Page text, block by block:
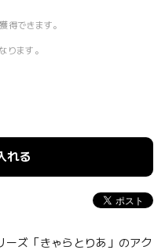
得できます。
ります。
れる
ーズ「きゃらとりあ」のアク